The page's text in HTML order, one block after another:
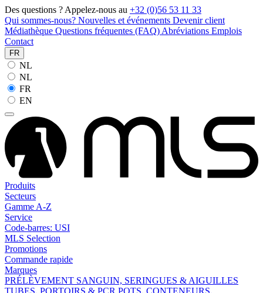
Des questions ? Appelez-nous au +32 (0)56 53 11 33
Qui sommes-nous? Nouvelles et événements Devenir client
Médiathèque Questions fréquentes (FAQ) Abréviations Emplois
Contact
FR
NL
NL
FR
EN
Produits
Secteurs
Gamme A-Z
Service
Code-barres: USI
MLS Selection
Promotions
Commande rapide
Marques
PRÉLÈVEMENT SANGUIN, SERINGUES & AIGUILLES